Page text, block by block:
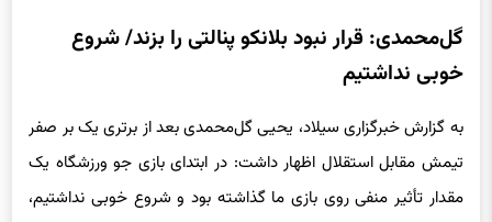
خوبی نداشتیم
تیمش مقابل استقلال اظهار داشت: در ابتدای بازی جو ورزشگاه یک
مقدار تأثیر منفی روی بازی ما گذاشته بود و شروع خوبی نداشتیم،
اما بازی هر چه جلو می‌رفت عملکرد بچه‌های ما بهتر می‌شد،